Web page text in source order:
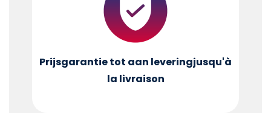
Prijsgarantie tot aan leveringjusqu'à
la livraison